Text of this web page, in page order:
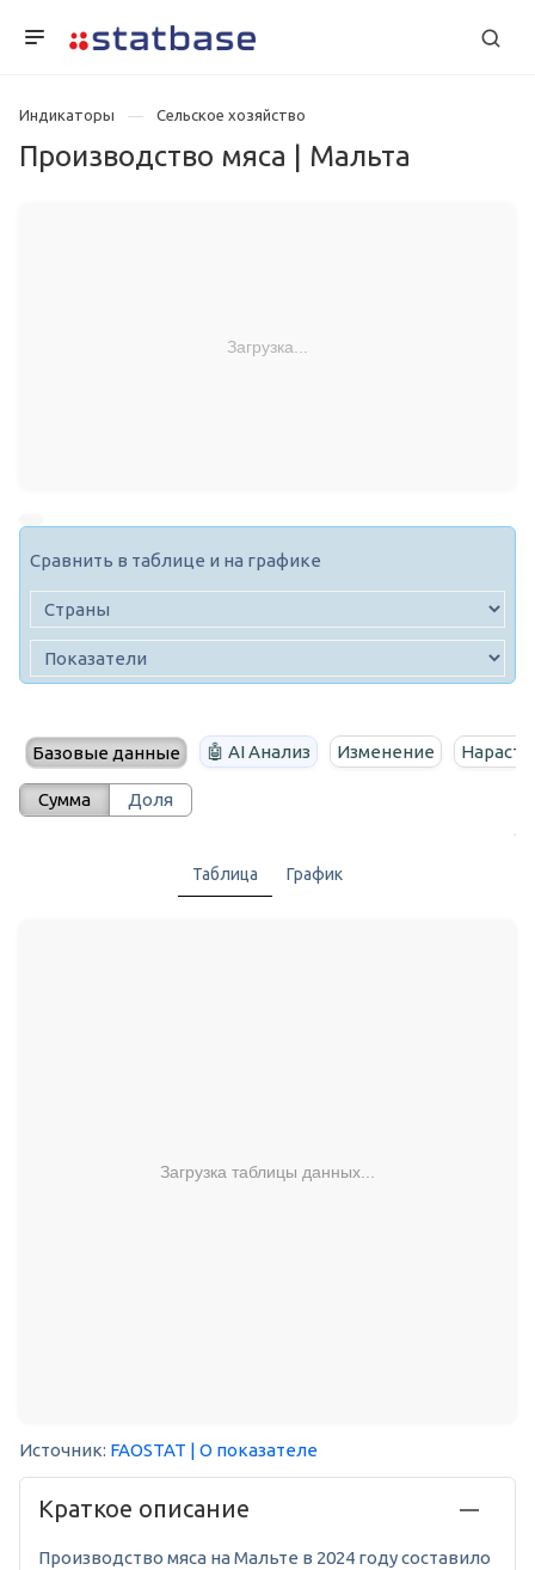
Индикаторы Сельское хозяйство
Производство мяса | Мальта
Загрузка...
Сравнить в таблице и на графике
Базовые данные 🤖 AI Анализ Изменение
Сумма Доля
Таблица График
Загрузка таблицы данных...
Источник: FAOSTAT | О показателе
Краткое описание
Производство мяса на Мальте в 2024 году составило